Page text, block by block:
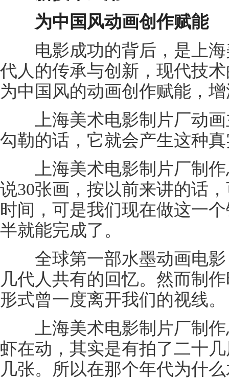
为中国风动画创作赋能
电影成功的背后，是上海
代人的传承与创新，现代技
为中国风的动画创作赋能，
上海美术电影制片厂动画
勾勒的话，它就会产生这种
上海美术电影制片厂制作
说30张画，按以前来讲的话
时间，可是我们现在做这一
半就能完成了。
全球第一部水墨动画电影
几代人共有的回忆。然而制
形式曾一度离开我们的视线。
上海美术电影制片厂制作
虾在动，其实是有拍了二十
几张。所以在那个年代为什